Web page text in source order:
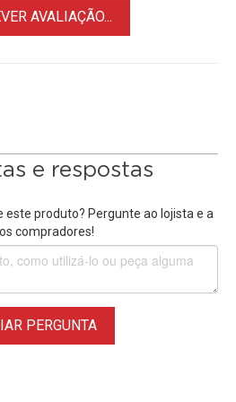
Sem Fio para Iluminação
FCC / ROHS / CE e possui
até 3000V, garantindo maior
Padrão:
no receptor duas
painel remoto e aguarde três
AVALIAÇÃO...
e respostas
este produto? Pergunte ao lojista e a
compradores!
PERGUNTA